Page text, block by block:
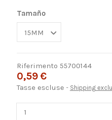
Tamaño
Riferimento 55700144
0,59 €
Tasse escluse Shipping